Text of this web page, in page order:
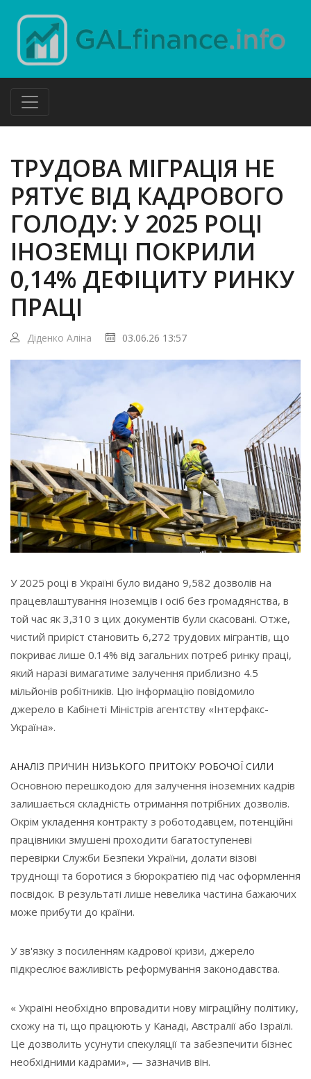
ТРУДОВА МІГРАЦІЯ НЕ
РЯТУЄ ВІД КАДРОВОГО
ГОЛОДУ: У 2025 РОЦІ
ІНОЗЕМЦІ ПОКРИЛИ
0,14% ДЕФІЦИТУ РИНКУ
ПРАЦІ
Діденко Аліна 03.06.26 13:57
У 2025 році в Україні було видано 9,582 дозволів на
працевлаштування іноземців і осіб без громадянства, в
той час як 3,310 з цих документів були скасовані. Отже,
чистий приріст становить 6,272 трудових мігрантів, що
покриває лише 0.14% від загальних потреб ринку праці,
який наразі вимагатиме залучення приблизно 4.5
мільйонів робітників. Цю інформацію повідомило
джерело в Кабінеті Міністрів агентству «Інтерфакс-
Україна».
АНАЛІЗ ПРИЧИН НИЗЬКОГО ПРИТОКУ РОБОЧОЇ СИЛИ
Основною перешкодою для залучення іноземних кадрів
залишається складність отримання потрібних дозволів.
Окрім укладення контракту з роботодавцем, потенційні
працівники змушені проходити багатоступеневі
перевірки Служби Безпеки України, долати візові
труднощі та боротися з бюрократією під час оформлення
посвідок. В результаті лише невелика частина бажаючих
може прибути до країни.
У зв'язку з посиленням кадрової кризи, джерело
підкреслює важливість реформування законодавства.
« Україні необхідно впровадити нову міграційну політику,
схожу на ті, що працюють у Канаді, Австралії або Ізраїлі.
Це дозволить усунути спекуляції та забезпечити бізнес
необхідними кадрами», — зазначив він.